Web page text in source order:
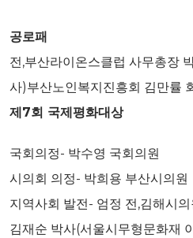
공로패
전,부산라이온스클럽 사무총장
사)부산노인복지진흥회 김만률
제7회 국제평화대상
국회의정- 박수영 국회의원
시의회 의정- 박희용 부산시의원
지역사회 발전- 엄정 전,김해시의
김재순 박사(서울시무형문화재